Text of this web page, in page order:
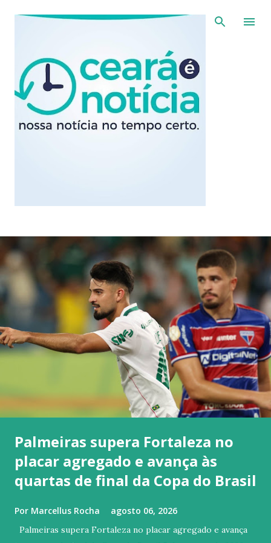
Pular para o conteúdo principal
Palmeiras supera Fortaleza no
placar agregado e avança às
quartas de final da Copa do Brasil
Por Marcellus Rocha agosto 06, 2026
Palmeiras supera Fortaleza no placar agregado e avança